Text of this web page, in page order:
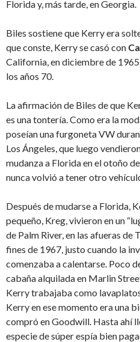
Florida y, más tarde, en Georgia.
Biles sostiene que Kerry era
que conste, Kerry se casó con
California, en diciembre de
los años 70.
La afirmación de Biles de que
es una tontería. Como era la
poseían una furgoneta VW
Los Ángeles, que luego
mudanza a Florida en el otoño
nunca volvió a tener otro
Después de mudarse a Florida,
pequeño, Kreg, vivieron en un
de Palm River, en las afueras de
fines de 1967, justo cuando la
comenzaba a calentarse. Poco
cabaña alquilada en Marlin
Kerry trabajaba como
Kerry en ese momento era una
compró en Goodwill. Hasta ahí
especie de súper espía bien